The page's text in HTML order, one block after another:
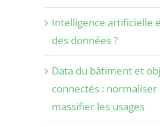
Intelligence artificielle
des données ?
Data du bâtiment et
connectés :
massifier les usages